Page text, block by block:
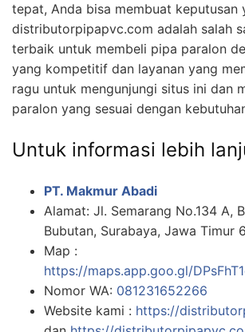
tepat, Anda bisa membuat keputusan
distributorpipapvc.com adalah salah
terbaik untuk membeli pipa paralon
yang kompetitif dan layanan yang
ragu untuk mengunjungi situs ini dan
paralon yang sesuai dengan
Untuk informasi lebih
PT. Makmur Abadi
Alamat: Jl. Semarang No.134 A,
Bubutan, Surabaya, Jawa Timur
Map :
https://maps.app.goo.gl/
Nomor WA: 081231652266
Website kami : https://